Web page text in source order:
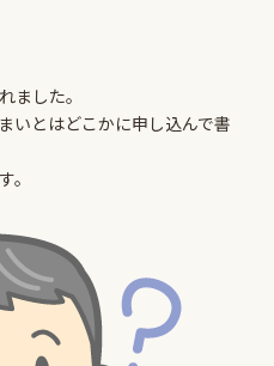
ました。
いとはどこかに申し込んで書
。